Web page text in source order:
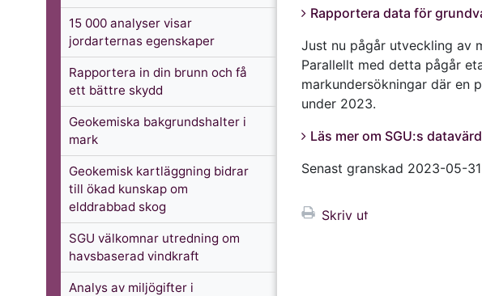
15 000 analyser visar
jordarternas egenskaper
Rapportera in din brunn och få
ett bättre skydd
Geokemiska bakgrundshalter i
mark
Geokemisk kartläggning bidrar
till ökad kunskap om
elddrabbad skog
SGU välkomnar utredning om
havsbaserad vindkraft
Analys av miljögifter i
Rapportera data för
Just nu pågår utveckling av
Parallellt med detta pågår
markundersökningar där en
under 2023.
Läs mer om SGU:s
Senast granskad 2023-05-31
Skriv ut